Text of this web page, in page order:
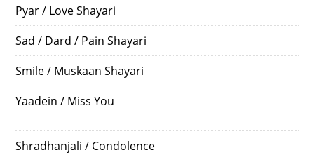
Pyar / Love Shayari
Sad / Dard / Pain Shayari
Smile / Muskaan Shayari
Yaadein / Miss You
Shradhanjali / Condolence